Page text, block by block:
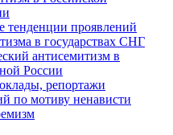
тенденции проявлений
в государствах СНГ
антисемитизм в
России
репортажи
по мотиву ненависти